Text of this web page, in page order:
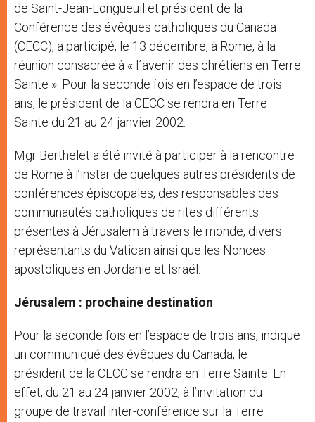
de Saint-Jean-Longueuil et président de la
Conférence des évêques catholiques du Canada
(CECC), a participé, le 13 décembre, à Rome, à la
réunion consacrée à « l´avenir des chrétiens en Terre
Sainte ». Pour la seconde fois en l’espace de trois
ans, le président de la CECC se rendra en Terre
Sainte du 21 au 24 janvier 2002.
Mgr Berthelet a été invité à participer à la rencontre
de Rome à l’instar de quelques autres présidents de
conférences épiscopales, des responsables des
communautés catholiques de rites différents
présentes à Jérusalem à travers le monde, divers
représentants du Vatican ainsi que les Nonces
apostoliques en Jordanie et Israël.
Jérusalem : prochaine destination
Pour la seconde fois en l’espace de trois ans, indique
un communiqué des évêques du Canada, le
président de la CECC se rendra en Terre Sainte. En
effet, du 21 au 24 janvier 2002, à l’invitation du
groupe de travail inter-conférence sur la Terre